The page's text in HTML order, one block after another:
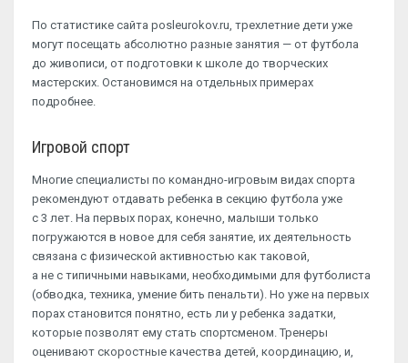
По статистике сайта posleurokov.ru, трехлетние дети уже
могут посещать абсолютно разные занятия — от футбола
до живописи, от подготовки к школе до творческих
мастерских. Остановимся на отдельных примерах
подробнее.
Игровой спорт
Многие специалисты по командно-игровым видах спорта
рекомендуют отдавать ребенка в секцию футбола уже
с 3 лет. На первых порах, конечно, малыши только
погружаются в новое для себя занятие, их деятельность
связана с физической активностью как таковой,
а не с типичными навыками, необходимыми для футболиста
(обводка, техника, умение бить пенальти). Но уже на первых
порах становится понятно, есть ли у ребенка задатки,
которые позволят ему стать спортсменом. Тренеры
оценивают скоростные качества детей, координацию, и,